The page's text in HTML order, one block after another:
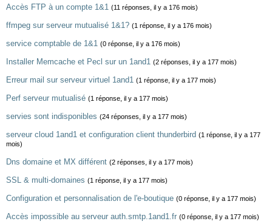
Accès FTP à un compte 1&1 (11 réponses, il y a 176 mois)
ffmpeg sur serveur mutualisé 1&1? (1 réponse, il y a 176 mois)
service comptable de 1&1 (0 réponse, il y a 176 mois)
Installer Memcache et Pecl sur un 1and1 (2 réponses, il y a 177 mois)
Erreur mail sur serveur virtuel 1and1 (1 réponse, il y a 177 mois)
Perf serveur mutualisé (1 réponse, il y a 177 mois)
servies sont indisponibles (24 réponses, il y a 177 mois)
serveur cloud 1and1 et configuration client thunderbird (1 réponse, il y a 177
mois)
Dns domaine et MX différent (2 réponses, il y a 177 mois)
SSL & multi-domaines (1 réponse, il y a 177 mois)
Configuration et personnalisation de l'e-boutique (0 réponse, il y a 177 mois)
Accès impossible au serveur auth.smtp.1and1.fr (0 réponse, il y a 177 mois)